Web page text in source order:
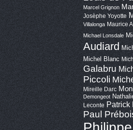
Marcel Grignon
Josèphe Yoyotte
Villalonga Maurice
Michael Lonsdale
Audiard
Michel Blanc
Galabru
Piccoli
Mireille Darc
Demongeot
Leconte Patrick
Paul